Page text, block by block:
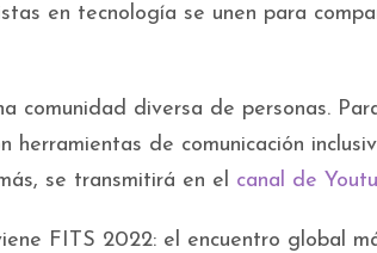
en tecnología se unen para
comunidad diversa de personas.
herramientas de comunicación
se transmitirá en el canal de